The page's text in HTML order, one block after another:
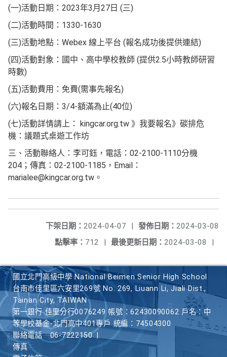
(一)活動日期：2023年3月27日 (三)
(二)活動時間：1330-1630
(三)活動地點：Webex 線上平台 (報名成功後提供連結)
(四)活動對象：國中、高中學校教師 (提供2.5小時教師研習
時數)
(五)活動費用：免費(需事先報名)
(六)報名日期：3/4-額滿為止(40位)
(七)活動詳情請上： kingcar.org.tw 》我要報名》碳排危
機：議題式桌遊工作坊
三、活動聯絡人：李可鈺，電話：02-2100-1110分機
204；傳真：02-2100-1185，Email：
marialee@kingcar.org.tw。
發佈日期： 2024-03-08
下架日期： 2024-04-07
|
最後更新日期： 2024-03-08 |
點擊率： 712 |
國立北門高級中學 National Beimen Senior High School
台南市佳里區六安里269號 No. 269, Liuann Li, Jiali Dist.,
Tainan City, TAIWAN
第一銀行 佳里分行0076249 帳號：62430090062 戶名：中
等學校基金-北門高中401專戶 統編：74504300
聯絡電話
06-7222150
傳真